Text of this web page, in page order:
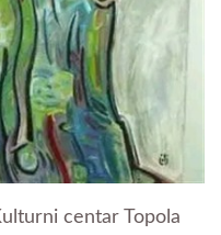
centar Topola